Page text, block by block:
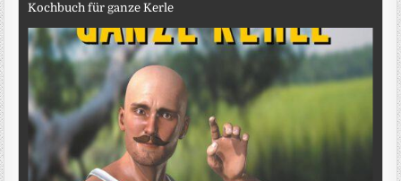
Kochbuch für ganze Kerle